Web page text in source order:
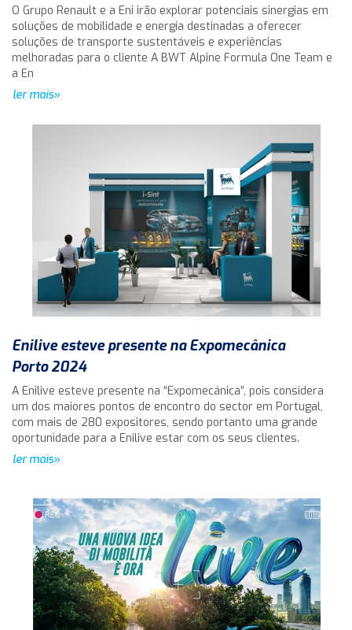
O Grupo Renault e a Eni irão explorar potenciais sinergias em
soluções de mobilidade e energia destinadas a oferecer
soluções de transporte sustentáveis e experiências
melhoradas para o cliente A BWT Alpine Formula One Team e
a En
ler mais»
Enilive esteve presente na Expomecânica
Porto 2024
A Enilive esteve presente na “Expomecánica”, pois considera
um dos maiores pontos de encontro do sector em Portugal,
com mais de 280 expositores, sendo portanto uma grande
oportunidade para a Enilive estar com os seus clientes.
ler mais»